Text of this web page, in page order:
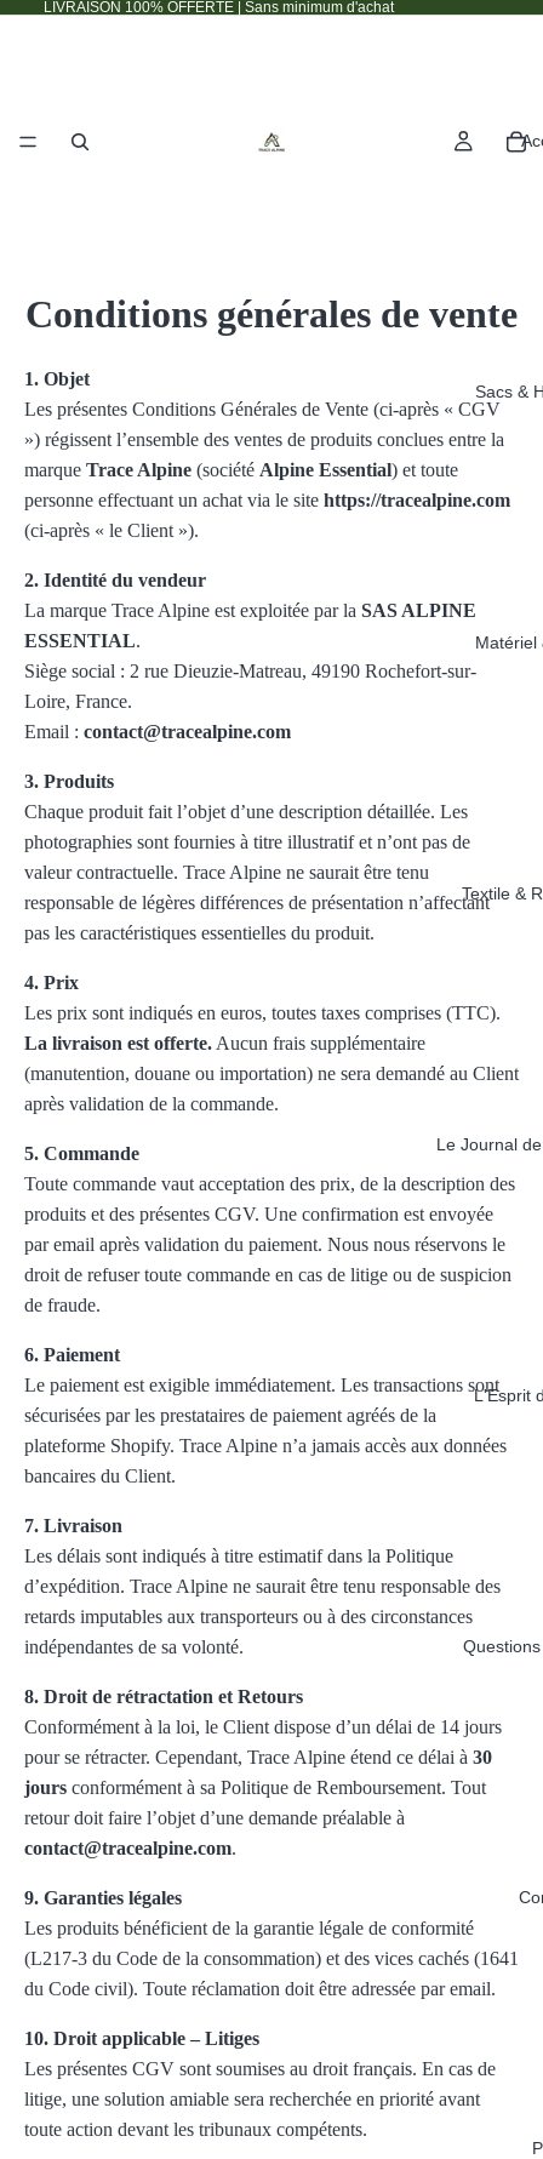
LIVRAISON 100% OFFERTE | Sans minimum d'achat
Sacs &
Matériel
Textile &
Le Journal
L'Esprit
Conditions générales de vente
1. Objet
Les présentes Conditions Générales de Vente (ci-après « CGV
») régissent l’ensemble des ventes de produits conclues entre la
marque Trace Alpine (société Alpine Essential) et toute
personne effectuant un achat via le site https://tracealpine.com
(ci-après « le Client »).
2. Identité du vendeur
La marque Trace Alpine est exploitée par la SAS ALPINE
ESSENTIAL.
Siège social : 2 rue Dieuzie-Matreau, 49190 Rochefort-sur-
Loire, France.
Email : contact@tracealpine.com
3. Produits
Chaque produit fait l’objet d’une description détaillée. Les
photographies sont fournies à titre illustratif et n’ont pas de
valeur contractuelle. Trace Alpine ne saurait être tenu
responsable de légères différences de présentation n’affectant
pas les caractéristiques essentielles du produit.
4. Prix
Les prix sont indiqués en euros, toutes taxes comprises (TTC).
La livraison est offerte. Aucun frais supplémentaire
(manutention, douane ou importation) ne sera demandé au Client
après validation de la commande.
5. Commande
Toute commande vaut acceptation des prix, de la description des
produits et des présentes CGV. Une confirmation est envoyée
par email après validation du paiement. Nous nous réservons le
droit de refuser toute commande en cas de litige ou de suspicion
de fraude.
6. Paiement
Le paiement est exigible immédiatement. Les transactions sont
sécurisées par les prestataires de paiement agréés de la
plateforme Shopify. Trace Alpine n’a jamais accès aux données
bancaires du Client.
7. Livraison
Les délais sont indiqués à titre estimatif dans la Politique
d’expédition. Trace Alpine ne saurait être tenu responsable des
retards imputables aux transporteurs ou à des circonstances
indépendantes de sa volonté.
8. Droit de rétractation et Retours
Conformément à la loi, le Client dispose d’un délai de 14 jours
pour se rétracter. Cependant, Trace Alpine étend ce délai à 30
jours conformément à sa Politique de Remboursement. Tout
retour doit faire l’objet d’une demande préalable à
contact@tracealpine.com.
9. Garanties légales
Les produits bénéficient de la garantie légale de conformité
(L217-3 du Code de la consommation) et des vices cachés (1641
du Code civil). Toute réclamation doit être adressée par email.
10. Droit applicable – Litiges
Les présentes CGV sont soumises au droit français. En cas de
litige, une solution amiable sera recherchée en priorité avant
toute action devant les tribunaux compétents.